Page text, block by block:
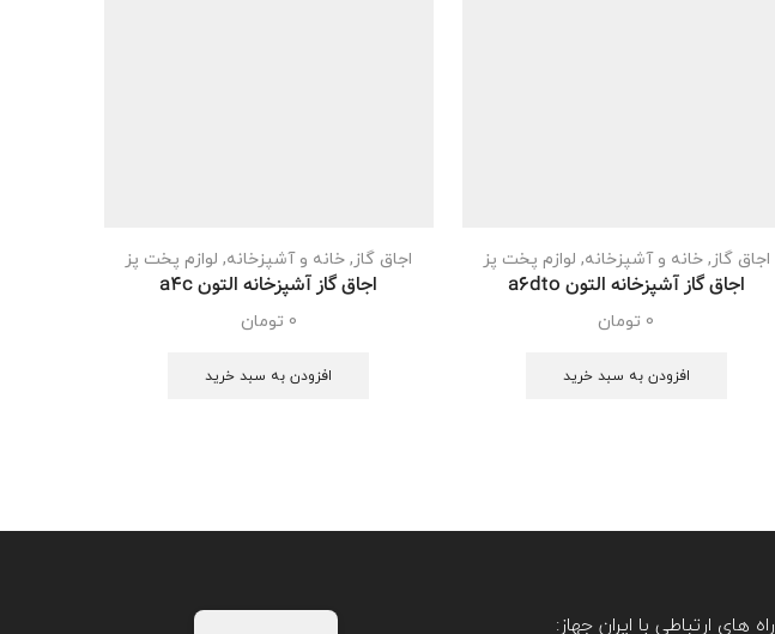
اجاق گاز,خانه و آشپزخانه, لوازم پخت پز
اجاق گاز آشپزخانه التون a6dto
0 تومان
افزودن به سبد خرید
اجاق گاز, خانه و آشپزخانه, لوازم پخت پز
اجاق گاز آشپزخانه التون a4c
0 تومان
افزودن به سبد خرید
راه های ارتباطی با ایران جهاز: